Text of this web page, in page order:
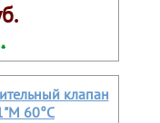
клапан
60°С